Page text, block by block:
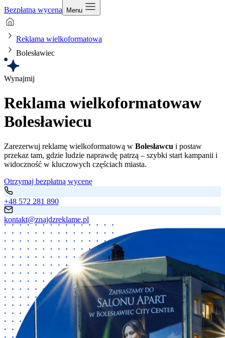
Bezpłatna wycena Menu
Reklama wielkoformatowa
Bolesławiec
Wynajmij
Reklama wielkoformatowaw
Bolesławiecu
Zarezerwuj reklamę wielkoformatową w Bolesławcu i postaw
przekaz tam, gdzie ludzie naprawdę patrzą – szybki start kampanii i
widoczność w kluczowych częściach miasta.
Otrzymaj bezpłatną wycenę
+48 572 281 890
kontakt@znajdzreklame.pl